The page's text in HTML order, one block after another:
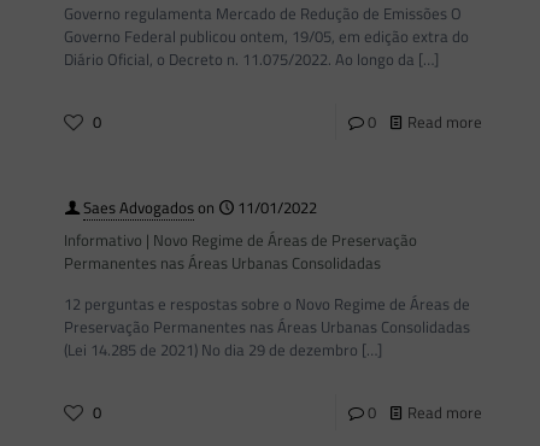
Governo regulamenta Mercado de Redução de Emissões O
Governo Federal publicou ontem, 19/05, em edição extra do
Diário Oficial, o Decreto n. 11.075/2022. Ao longo da […]
0 0 Read more
Saes Advogadoson
11/01/2022
Informativo | Novo Regime de Áreas de Preservação
Permanentes nas Áreas Urbanas Consolidadas
12 perguntas e respostas sobre o Novo Regime de Áreas de
Preservação Permanentes nas Áreas Urbanas Consolidadas
(Lei 14.285 de 2021) No dia 29 de dezembro […]
0 0 Read more